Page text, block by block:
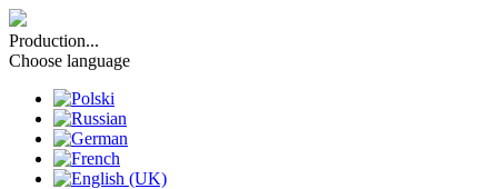
Production...
Choose language